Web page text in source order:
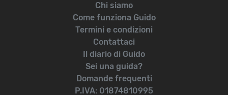
Chi siamo
Come funziona Guido
Termini e condizioni
Contattaci
Il diario di Guido
Sei una guida?
Domande frequenti
P.IVA: 01874810995